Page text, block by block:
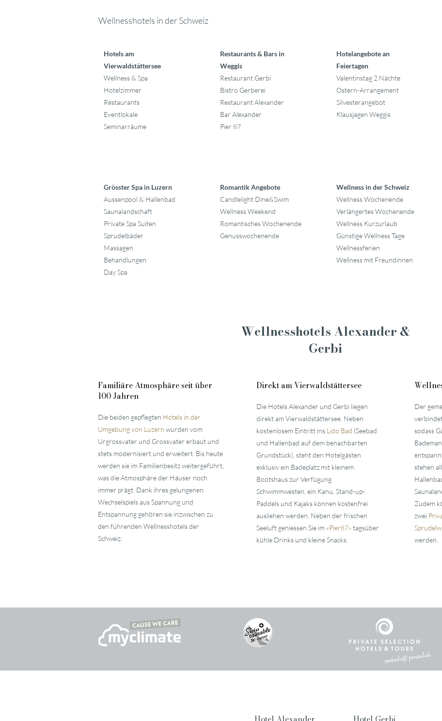
Wellnesshotels in der Schweiz
Hotels am
Vierwaldstättersee
Wellness & Spa
Hotelzimmer
Restaurants
Eventlokale
Seminarräume
Grösster Spa in Luzern
Aussenpool & Hallenbad
Saunalandschaft
Private Spa Suiten
Sprudelbäder
Massagen
Behandlungen
Day Spa
Restaurants & Bars in
Weggis
Restaurant Gerbi
Bistro Gerberei
Restaurant Alexander
Bar Alexander
Pier 87
Romantik Angebote
Candlelight Dine&Swim
Wellness Weekend
Romantisches Wochenende
Genusswochenende
Hotelangebote an
Feiertagen
Valentinstag 2 Nächte
Ostern-Arrangement
Silvesterangebot
Klausjagen Weggis
Wellness in der Schweiz
Wellness Wochenende
Verlängertes Wochenende
Wellness Kurzurlaub
Günstige Wellness Tage
Wellnessferien
Wellness mit Freundinnen
Wellnesshotels Alexander &
Gerbi
FamiliäreAtmosphäre seit über
100 Jahren
Die beiden gepflegten Hotels in der
Umgebung von Luzern wurden vom
Urgrossvater und Grossvater erbaut und
stets modernisiert und erweitert. Bis heute
werden sie im Familienbesitz weitergeführt,
was die Atmosphäre der Häuser noch
immer prägt. Dank ihres gelungenen
Wechselspiels aus Spannung und
Entspannung gehören sie inzwischen zu
den führenden Wellnesshotels der
Schweiz.
Direkt am Vierwaldstättersee
Die Hotels Alexander und Gerbi liegen
direkt am Vierwaldstättersee. Neben
kostenlosem Eintritt ins Lido Bad (Seebad
und Hallenbad auf dem benachbarten
Grundstück), steht den Hotelgästen
exklusiv ein Badeplatz mit kleinem
Bootshaus zur Verfügung.
Schwimmwesten, ein Kanu, Stand-up-
Paddels und Kajaks können kostenfrei
ausliehen werden. Neben der frischen
Seeluft geniessen Sie im «Pier87» tagsüber
kühle Drinks und kleine Snacks.
Der
sodass
stehen
Zudem
zwei
werden.